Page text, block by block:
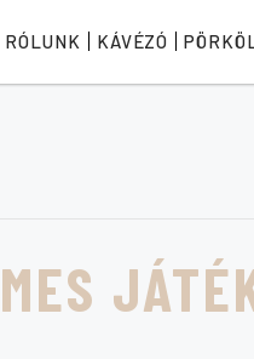
RÓLUNK KÁVÉZÓ